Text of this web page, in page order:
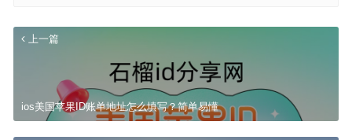
上一篇
ios美国苹果ID账单地址怎么填写？简单易懂